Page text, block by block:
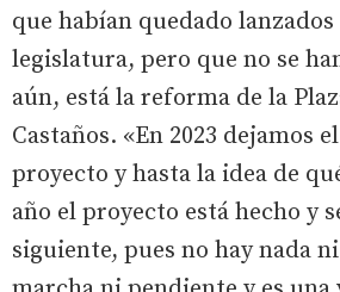
que habían quedado
legislatura, pero que no se
aún, está la reforma de la
Castaños. «En 2023 dejamos
proyecto y hasta la idea de
año el proyecto está hecho y
siguiente, pues no hay nada